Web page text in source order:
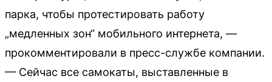
парка, чтобы протестировать работу
„медленных зон“ мобильного интернета, —
прокомментировали в пресс-службе компании.
— Сейчас все самокаты, выставленные в